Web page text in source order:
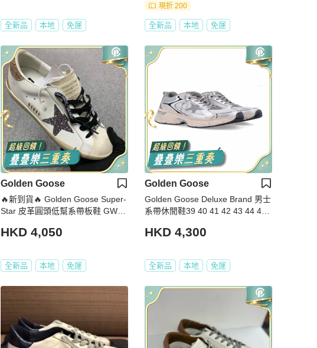
全新品 本地 免運
現折 200
全新品 本地 免運
Golden Goose
🔥新到貨🔥 Golden Goose Super-
Star 皮革圓頭低幫系帶板鞋 GWF0
39
HKD 4,050
全新品 本地 免運
Golden Goose
Golden Goose Deluxe Brand 男士
系帶休閒鞋39 40 41 42 43 44 45
HKD 4,300
全新品 本地 免運